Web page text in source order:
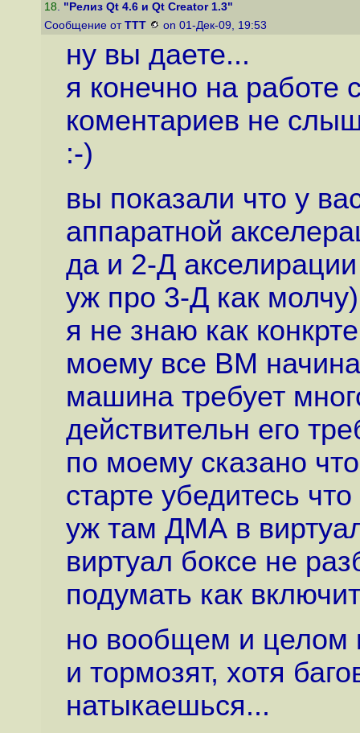
18. "Релиз Qt 4.6 и Qt Creator 1.3"
Сообщение от ТТТ on 01-Дек-09, 19:53
ну вы даете...
я конечно на работе
коментариев не
:-)
вы показали что у
аппаратной
да и 2-Д
уж про 3-Д как молчу)
я не знаю как
моему все ВМ
машина требует
действительн его
по моему сказано
старте убедитесь
уж там ДМА в
виртуал боксе не
подумать как
но вообщем и целом
и тормозят, хотя
натыкаешься...